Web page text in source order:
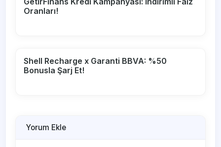
Oranları!
Shell Recharge x Garanti BBVA: %50
Bonusla Şarj Et!
Yorum Ekle